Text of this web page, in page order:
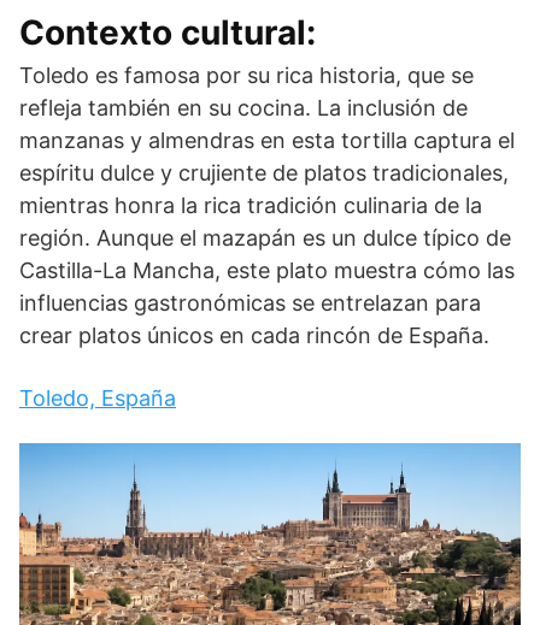
Contexto cultural:
Toledo es famosa por su rica historia, que se
refleja también en su cocina. La inclusión de
manzanas y almendras en esta tortilla captura el
espíritu dulce y crujiente de platos tradicionales,
mientras honra la rica tradición culinaria de la
región. Aunque el mazapán es un dulce típico de
Castilla-La Mancha, este plato muestra cómo las
influencias gastronómicas se entrelazan para
crear platos únicos en cada rincón de España.
Toledo, España